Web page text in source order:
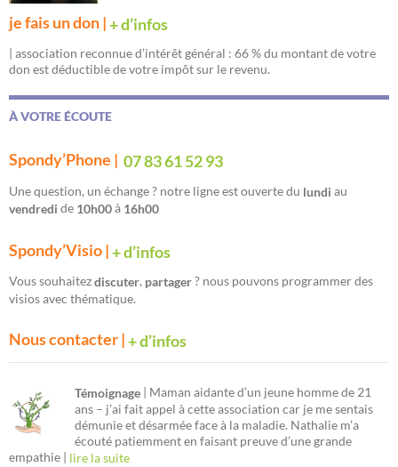
je fais un don |+ d’infos
| association reconnue d’intérêt général : 66 % du montant de votre
don est déductible de votre impôt sur le revenu.
À VOTRE ÉCOUTE
Spondy’Phone | 07 83 61 52 93
Une question, un échange ? notre ligne est ouverte du lundi au
vendredi de 10h00à 16h00
Spondy’Visio |+ d’infos
Vous souhaitezdiscuter, partager? nous pouvons programmer des
visios avec thématique.
Nous contacter |+ d’infos
Témoignage | Maman aidante d’un jeune homme de 21
ans – j’ai fait appel à cette association car je me sentais
démunie et désarmée face à la maladie. Nathalie m’a
écouté patiemment en faisant preuve d’une grande
empathie | lire la suite